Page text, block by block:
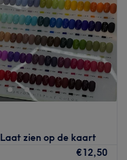
Laat zien op de kaart
€12,50